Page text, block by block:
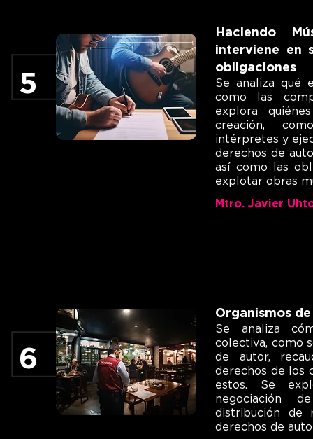
Haciendo
interviene en
obligaciones
Se analiza qué
como las
explora
creación,
intérpretes y
derechos de
así como las
explotar obras
5
Mtro. Javier
Organismos
Se analiza
colectiva, como
de autor,
derechos de los
estos. Se
negociación
distribución de
derechos de
6